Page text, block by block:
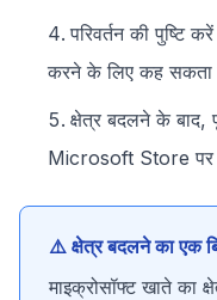
परिवर्तन की पुष्टि
करने के लिए कह सकता
क्षेत्र बदलने के
Microsoft Store पर
⚠️ क्षेत्र बदलने का एक
माइक्रोसॉफ्ट खाते का